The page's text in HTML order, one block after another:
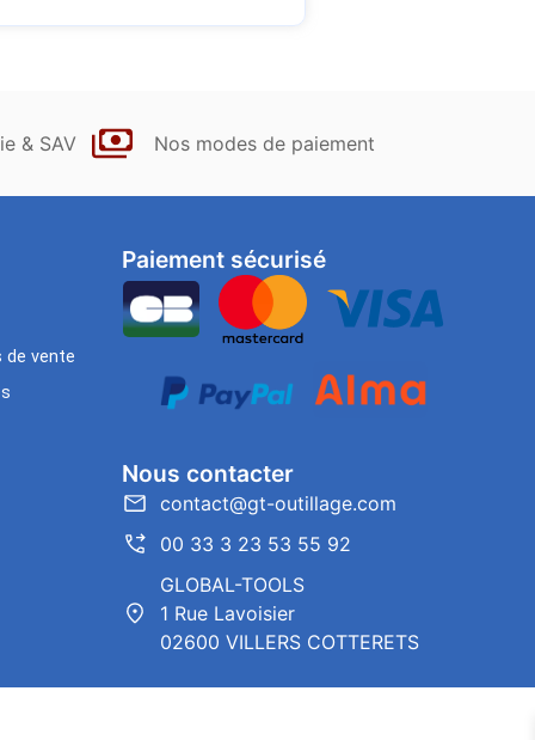
& SAV Nos modes de paiement
de vente
Paiement sécurisé
Nous contacter
contact@gt-outillage.com
00 33 3 23 53 55 92
GLOBAL-TOOLS
1 Rue Lavoisier
02600 VILLERS COTTERETS